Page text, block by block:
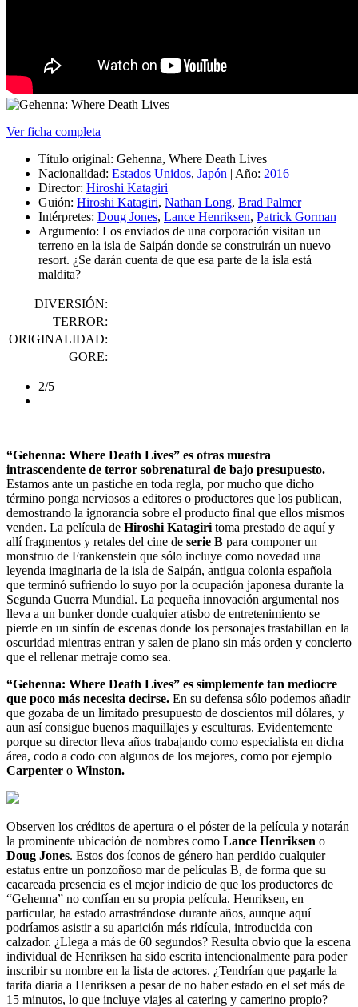
Ver ficha completa
Título original: Gehenna, Where Death Lives
Nacionalidad: Estados Unidos, Japón | Año: 2016
Director: Hiroshi Katagiri
Guión: Hiroshi Katagiri, Nathan Long, Brad Palmer
Intérpretes: Doug Jones, Lance Henriksen, Patrick Gorman
Argumento: Los enviados de una corporación visitan un
terreno en la isla de Saipán donde se construirán un nuevo
resort. ¿Se darán cuenta de que esa parte de la isla está
maldita?
DIVERSIÓN:
TERROR:
ORIGINALIDAD:
GORE:
2/5
“Gehenna: Where Death Lives” es otras muestra
intrascendente de terror sobrenatural de bajo presupuesto.
Estamos ante un pastiche en toda regla, por mucho que dicho
término ponga nerviosos a editores o productores que los publican,
demostrando la ignorancia sobre el producto final que ellos mismos
venden. La película de Hiroshi Katagiri toma prestado de aquí y
allí fragmentos y retales del cine de serie B para componer un
monstruo de Frankenstein que sólo incluye como novedad una
leyenda imaginaria de la isla de Saipán, antigua colonia española
que terminó sufriendo lo suyo por la ocupación japonesa durante la
Segunda Guerra Mundial. La pequeña innovación argumental nos
lleva a un bunker donde cualquier atisbo de entretenimiento se
pierde en un sinfín de escenas donde los personajes trastabillan en la
oscuridad mientras entran y salen de plano sin más orden y concierto
que el rellenar metraje como sea.
“Gehenna: Where Death Lives” es simplemente tan mediocre
que poco más necesita decirse. En su defensa sólo podemos añadir
que gozaba de un limitado presupuesto de doscientos mil dólares, y
aun así consigue buenos maquillajes y esculturas. Evidentemente
porque su director lleva años trabajando como especialista en dicha
área, codo a codo con algunos de los mejores, como por ejemplo
Carpenter o Winston.
Observen los créditos de apertura o el póster de la película y notarán
la prominente ubicación de nombres como Lance Henriksen o
Doug Jones. Estos dos íconos de género han perdido cualquier
estatus entre un ponzoñoso mar de películas B, de forma que su
cacareada presencia es el mejor indicio de que los productores de
“Gehenna” no confían en su propia película. Henriksen, en
particular, ha estado arrastrándose durante años, aunque aquí
podríamos asistir a su aparición más ridícula, introducida con
calzador. ¿Llega a más de 60 segundos? Resulta obvio que la escena
individual de Henriksen ha sido escrita intencionalmente para poder
inscribir su nombre en la lista de actores. ¿Tendrían que pagarle la
tarifa diaria a Henriksen a pesar de no haber estado en el set más de
15 minutos, lo que incluye viajes al catering y camerino propio?